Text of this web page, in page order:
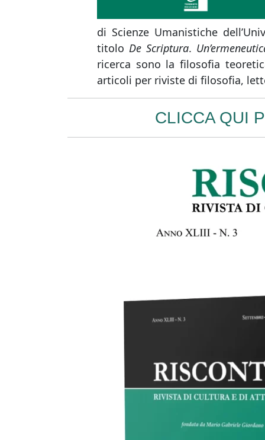
di Scienze Umanistiche
titolo De Scriptura.
ricerca sono la filosofia
articoli per riviste di filosofia,
CLICCA QUI